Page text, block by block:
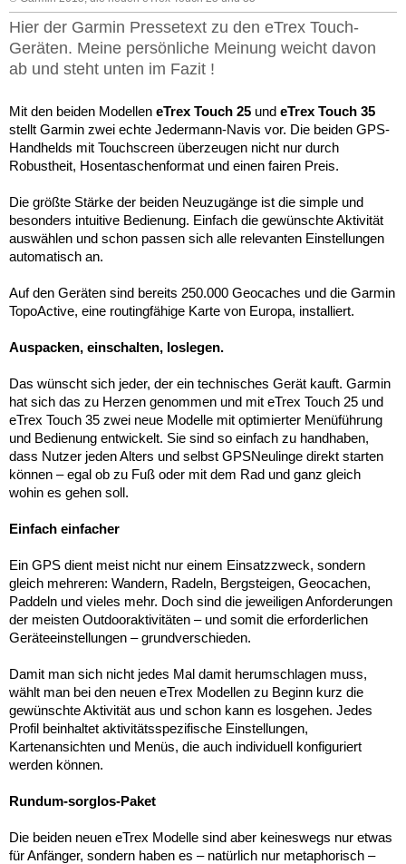
Hier der Garmin Pressetext zu den eTrex Touch-
Geräten. Meine persönliche Meinung weicht davon
ab und steht unten im Fazit !
Mit den beiden Modellen eTrex Touch 25 und eTrex Touch 35
stellt Garmin zwei echte Jedermann-Navis vor. Die beiden GPS-
Handhelds mit Touchscreen überzeugen nicht nur durch
Robustheit, Hosentaschenformat und einen fairen Preis.
Die größte Stärke der beiden Neuzugänge ist die simple und
besonders intuitive Bedienung. Einfach die gewünschte Aktivität
auswählen und schon passen sich alle relevanten Einstellungen
automatisch an.
Auf den Geräten sind bereits 250.000 Geocaches und die Garmin
TopoActive, eine routingfähige Karte von Europa, installiert.
Auspacken, einschalten, loslegen.
Das wünscht sich jeder, der ein technisches Gerät kauft. Garmin
hat sich das zu Herzen genommen und mit eTrex Touch 25 und
eTrex Touch 35 zwei neue Modelle mit optimierter Menüführung
und Bedienung entwickelt. Sie sind so einfach zu handhaben,
dass Nutzer jeden Alters und selbst GPSNeulinge direkt starten
können – egal ob zu Fuß oder mit dem Rad und ganz gleich
wohin es gehen soll.
Einfach einfacher
Ein GPS dient meist nicht nur einem Einsatzzweck, sondern
gleich mehreren: Wandern, Radeln, Bergsteigen, Geocachen,
Paddeln und vieles mehr. Doch sind die jeweiligen Anforderungen
der meisten Outdooraktivitäten – und somit die erforderlichen
Geräteeinstellungen – grundverschieden.
Damit man sich nicht jedes Mal damit herumschlagen muss,
wählt man bei den neuen eTrex Modellen zu Beginn kurz die
gewünschte Aktivität aus und schon kann es losgehen. Jedes
Profil beinhaltet aktivitätsspezifische Einstellungen,
Kartenansichten und Menüs, die auch individuell konfiguriert
werden können.
Rundum-sorglos-Paket
Die beiden neuen eTrex Modelle sind aber keineswegs nur etwas
für Anfänger, sondern haben es – natürlich nur metaphorisch –